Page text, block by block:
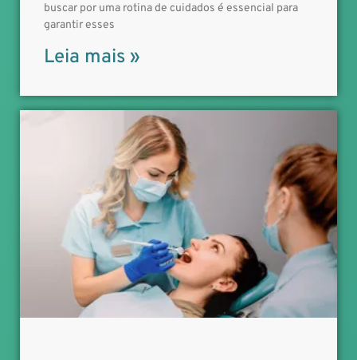
buscar por uma rotina de cuidados é essencial para
garantir esses
Leia mais »